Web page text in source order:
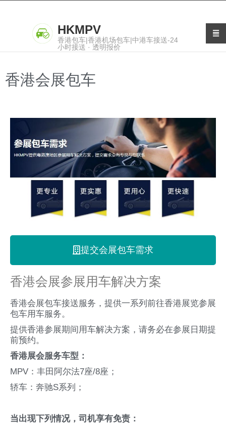
HKMPV
香港包车|香港机场包车|中港车接送-24
小时接送 · 透明报价
香港会展包车
提交会展包车需求
香港会展参展用车解决方案
香港会展包车接送服务，提供一系列前往香港展览参展
包车用车服务。
提供香港参展期间用车解决方案，请务必在参展日期提
前预约。
香港展会服务车型：
MPV：丰田阿尔法7座/8座；
轿车：奔驰S系列；
当出现下列情况，司机享有免责：